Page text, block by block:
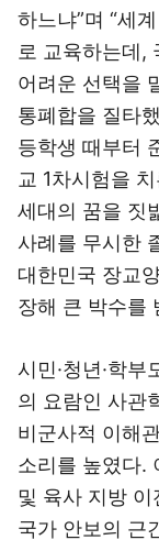
하느냐”며 “세
로 교육하는데,
어려운 선택을
통폐합을 질타
등학생 때부터
교 1차시험을
세대의 꿈을 짓
사례를 무시한
대한민국 장교
장해 큰 박수를
시민·청년·학
의 요람인 사관
비군사적 이해
소리를 높였다.
및 육사 지방
국가 안보의 근